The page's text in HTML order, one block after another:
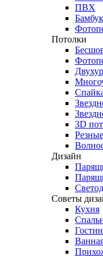
ПВХ
Потолки
3D
Резные
Дизайн
Советы
Кухня